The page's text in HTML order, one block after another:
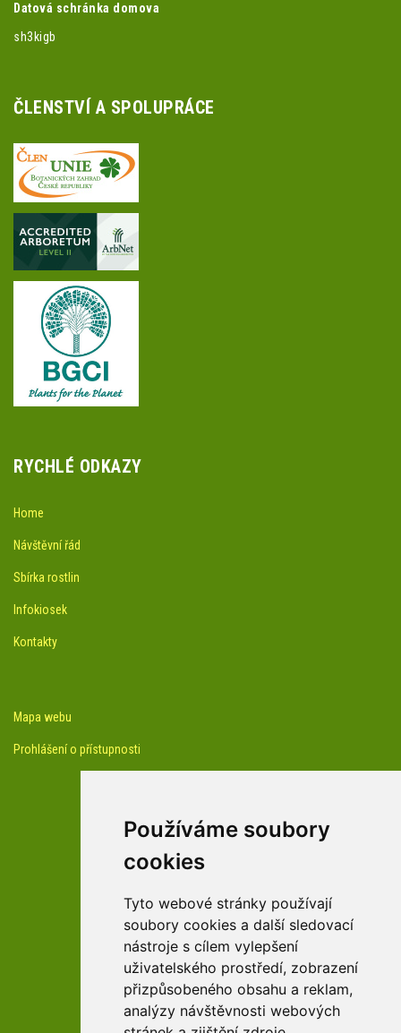
Používáme soubory
cookies
Tyto webové stránky používají
soubory cookies a další sledovací
nástroje s cílem vylepšení
uživatelského prostředí, zobrazení
přizpůsobeného obsahu a reklam,
analýzy návštěvnosti webových
Datová schránka domova
sh3kigb
ČLENSTVÍ A SPOLUPRÁCE
RYCHLÉ ODKAZY
Home
Návštěvní řád
Sbírka rostlin
Infokiosek
Kontakty
Mapa webu
Prohlášení o přístupnosti
Youtube kanál arboreta